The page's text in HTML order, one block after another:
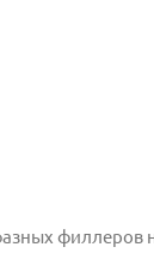
филлеров